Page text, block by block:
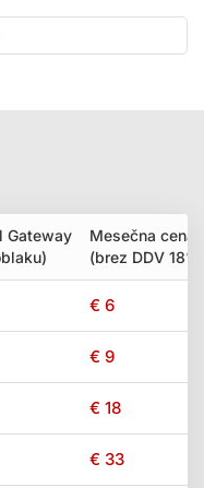
Gateway
Mesečna cena
(brez DDV
€ 6
€ 9
€ 18
€ 33